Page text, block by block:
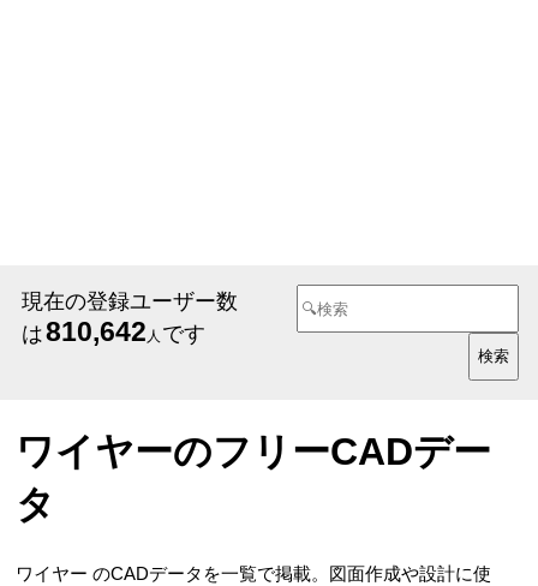
現在の登録ユーザー数
は810,642 人 です
ワイヤーのフリーCADデー
タ
ワイヤー のCADデータを一覧で掲載。図面作成や設計に使